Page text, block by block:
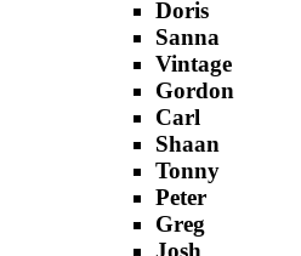
Doris
Sanna
Vintage
Gordon
Carl
Shaan
Tonny
Peter
Greg
Josh